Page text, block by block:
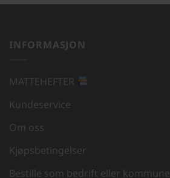
INFORMASJON
MATTEHEFTER
Kundeservice
Om oss
Kjøpsbetingelser
Bestille som bedrift eller kommune